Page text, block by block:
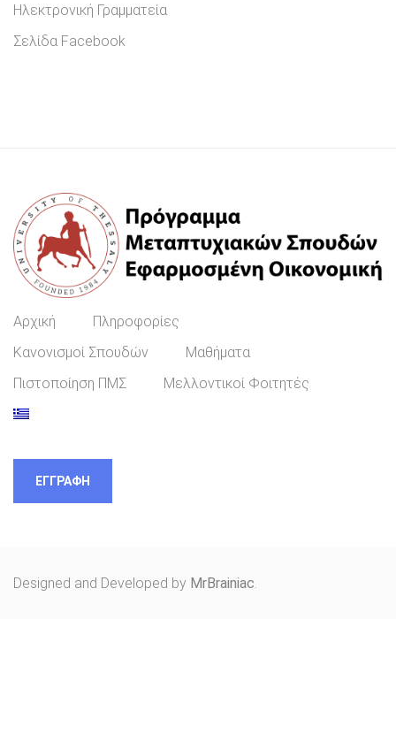
Ηλεκτρονική Γραμματεία
Σελίδα Facebook
Αρχική
Πληροφορίες
Κανονισμοί Σπουδών
Μαθήματα
Πιστοποίηση ΠΜΣ
Μελλοντικοί Φοιτητές
ΕΓΓΡΑΦΉ
Designed and Developed by MrBrainiac.